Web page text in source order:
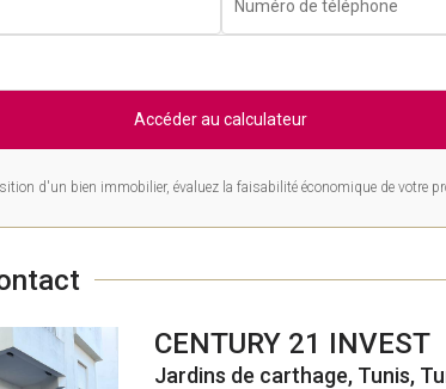
Accéder au calculateur
d'un bien immobilier, évaluez la faisabilité économique de votre
CENTURY 21 INVEST
Jardins de carthage, Tunis,